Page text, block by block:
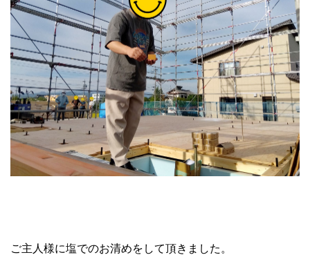
ご主人様に塩でのお清めをして頂きました。